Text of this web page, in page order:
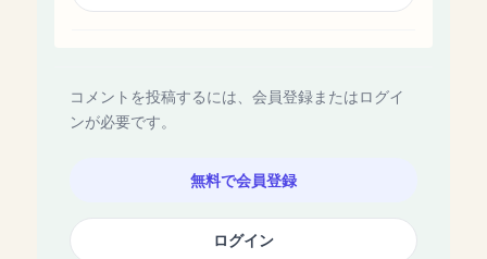
コメントを投稿するには、会員登録またはログイ
ンが必要です。
無料で会員登録
ログイン